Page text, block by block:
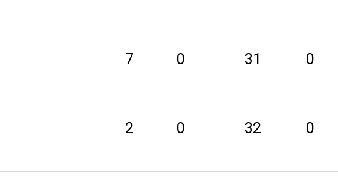
7 0 31 0
2 0 32 0